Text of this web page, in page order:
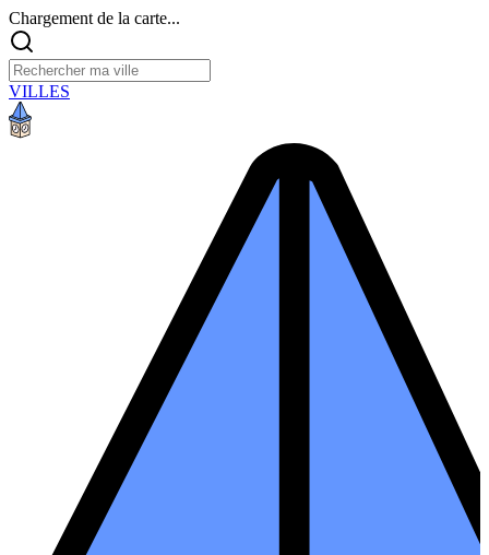
Chargement de la carte...
VILLES